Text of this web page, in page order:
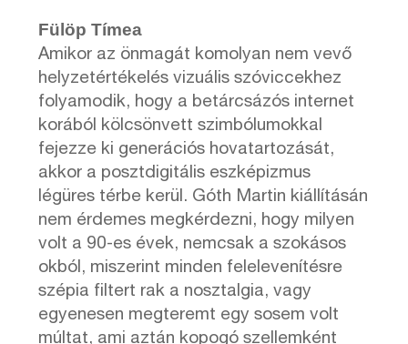
Fülöp Tímea
Amikor az önmagát komolyan nem vevő
helyzetértékelés vizuális szóviccekhez
folyamodik, hogy a betárcsázós internet
korából kölcsönvett szimbólumokkal
fejezze ki generációs hovatartozását,
akkor a posztdigitális eszképizmus
légüres térbe kerül. Góth Martin kiállításán
nem érdemes megkérdezni, hogy milyen
volt a 90-es évek, nemcsak a szokásos
okból, miszerint minden felelevenítésre
szépia filtert rak a nosztalgia, vagy
egyenesen megteremt egy sosem volt
múltat, ami aztán kopogó szellemként